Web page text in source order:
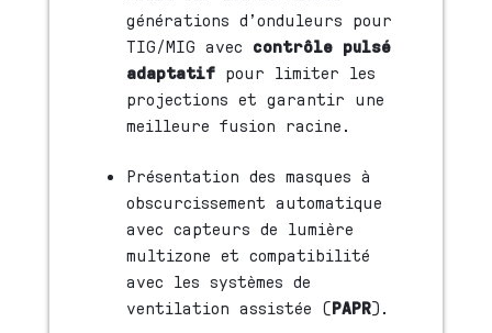
générations d’onduleurs pour
TIG/MIG avec contrôle pulsé
adaptatifpour limiter les
projections et garantir une
meilleure fusion racine.
Présentation des masques à
obscurcissement automatique
avec capteurs de lumière
multizone et compatibilité
avec les systèmes de
ventilation assistée (PAPR).